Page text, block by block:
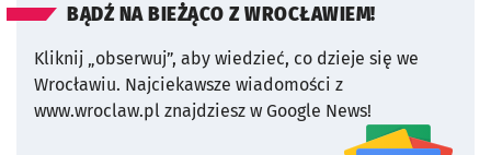
BĄDŹ NA BIEŻĄCO Z WROCŁAWIEM!
Kliknij „obserwuj”, aby wiedzieć, co dzieje się we
Wrocławiu. Najciekawsze wiadomości z
www.wroclaw.pl znajdziesz w Google News!